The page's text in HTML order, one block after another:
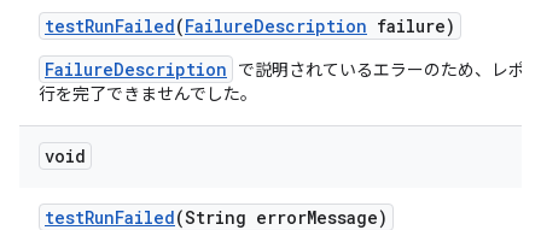
testRunFailed(FailureDescription failure)
FailureDescription
で説明されているエラーのため、レポ
行を完了できませんでした。
void
testRunFailed(String errorMessage)